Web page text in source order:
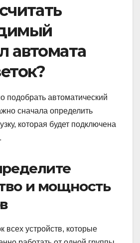
автомата
подобрать автоматический
сначала определить
которая будет подключена
и мощность
всех устройств, которые